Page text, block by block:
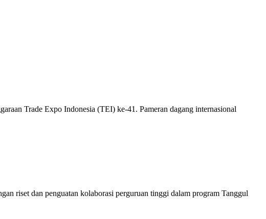
Trade Expo Indonesia (TEI) ke-41. Pameran dagang internasional
riset dan penguatan kolaborasi perguruan tinggi dalam program Tanggul